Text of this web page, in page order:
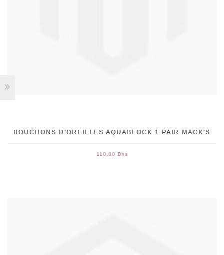
BOUCHONS D'OREILLES AQUABLOCK 1 PAIR MACK'S
110,00 Dhs